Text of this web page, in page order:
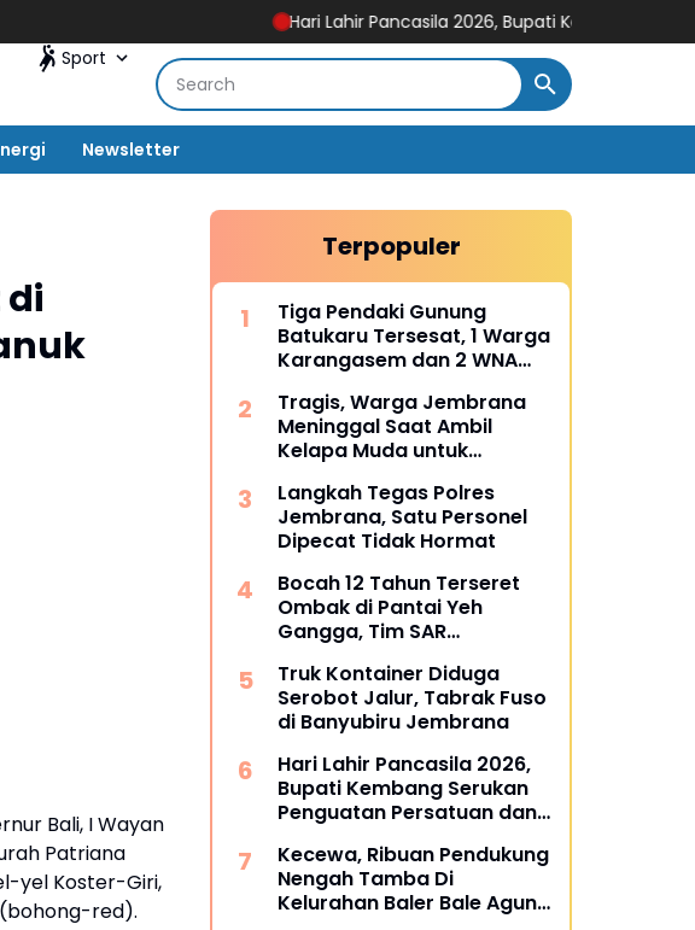
Hari Lahir Pancasila 2026, Bupati Kembang Serukan
Sport
Newsletter
Bali, I Wayan
Patriana
yel Koster-Giri,
red).
Terpopuler
Tiga Pendaki Gunung
Batukaru Tersesat, 1 Warga
Karangasem dan 2 WNA
Tim SAR Gabungan
Tragis, Warga Jembrana
Meninggal Saat Ambil
Kelapa Muda untuk
Langkah Tegas Polres
Jembrana, Satu Personel
Dipecat Tidak Hormat
Bocah 12 Tahun Terseret
Ombak di Pantai Yeh
Gangga, Tim SAR
Pesisir
Truk Kontainer Diduga
Serobot Jalur, Tabrak Fuso
di Banyubiru Jembrana
Hari Lahir Pancasila 2026,
Bupati Kembang Serukan
Penguatan Persatuan dan
Tantangan Global
Kecewa, Ribuan Pendukung
Nengah Tamba Di
Kelurahan Baler Bale Agung